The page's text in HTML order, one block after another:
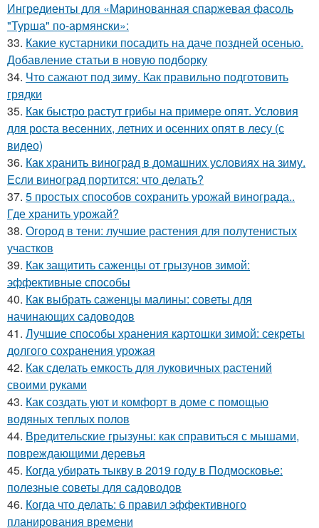
Ингредиенты для «Маринованная спаржевая фасоль
"Турша" по-армянски»:
33. Какие кустарники посадить на даче поздней осенью.
Добавление статьи в новую подборку
34. Что сажают под зиму. Как правильно подготовить
грядки
35. Как быстро растут грибы на примере опят. Условия
для роста весенних, летних и осенних опят в лесу (с
видео)
36. Как хранить виноград в домашних условиях на зиму.
Если виноград портится: что делать?
37. 5 простых способов сохранить урожай винограда..
Где хранить урожай?
38. Огород в тени: лучшие растения для полутенистых
участков
39. Как защитить саженцы от грызунов зимой:
эффективные способы
40. Как выбрать саженцы малины: советы для
начинающих садоводов
41. Лучшие способы хранения картошки зимой: секреты
долгого сохранения урожая
42. Как сделать емкость для луковичных растений
своими руками
43. Как создать уют и комфорт в доме с помощью
водяных теплых полов
44. Вредительские грызуны: как справиться с мышами,
повреждающими деревья
45. Когда убирать тыкву в 2019 году в Подмосковье:
полезные советы для садоводов
46. Когда что делать: 6 правил эффективного
планирования времени